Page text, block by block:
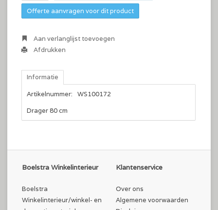
Offerte aanvragen voor dit product
Aan verlanglijst toevoegen
Afdrukken
Informatie
Artikelnummer:
WS100172
Drager 80 cm
Boelstra Winkelinterieur
Boelstra
Winkelinterieur/winkel- en
Klantenservice
Over ons
Algemene voorwaarden